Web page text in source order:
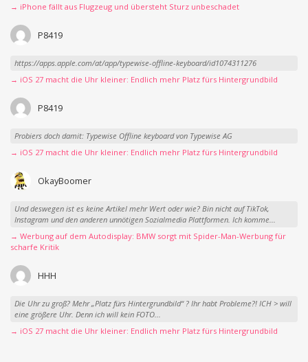
→ iPhone fällt aus Flugzeug und übersteht Sturz unbeschadet
P8419
https://apps.apple.com/at/app/typewise-offline-keyboard/id1074311276
→ iOS 27 macht die Uhr kleiner: Endlich mehr Platz fürs Hintergrundbild
P8419
Probiers doch damit: Typewise Offline keyboard von Typewise AG
→ iOS 27 macht die Uhr kleiner: Endlich mehr Platz fürs Hintergrundbild
OkayBoomer
Und deswegen ist es keine Artikel mehr Wert oder wie? Bin nicht auf TikTok,
Instagram und den anderen unnötigen Sozialmedia Plattformen. Ich komme...
→ Werbung auf dem Autodisplay: BMW sorgt mit Spider-Man-Werbung für
scharfe Kritik
HHH
Die Uhr zu groß? Mehr „Platz fürs Hintergrundbild“ ? Ihr habt Probleme?! ICH > will
eine größere Uhr. Denn ich will kein FOTO...
→ iOS 27 macht die Uhr kleiner: Endlich mehr Platz fürs Hintergrundbild